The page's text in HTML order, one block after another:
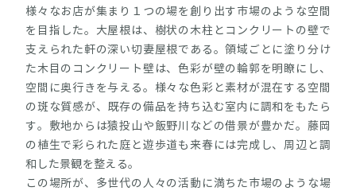
様々なお店が集まり１つの場を創り出す市場のような空間
を目指した。大屋根は、樹状の木柱とコンクリートの壁で
支えられた軒の深い切妻屋根である。領域ごとに塗り分け
た木目のコンクリート壁は、色彩が壁の輪郭を明瞭にし、
空間に奥行きを与える。様々な色彩と素材が混在する空間
の斑な質感が、既存の備品を持ち込む室内に調和をもたら
す。敷地からは猿投山や飯野川などの借景が豊かだ。藤岡
の植生で彩られた庭と遊歩道も来春には完成し、周辺と調
和した景観を整える。
この場所が、多世代の人々の活動に満ちた市場のような場